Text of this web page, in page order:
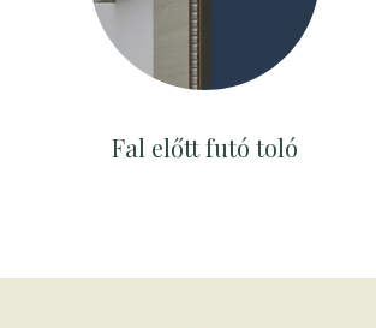
Fal előtt futó toló